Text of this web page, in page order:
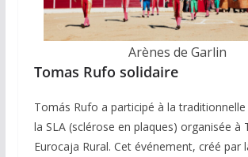
Arènes de Garlin
Tomas Rufo solidaire
Tomás Rufo a participé à la
la SLA (sclérose en plaques) organisée à
Eurocaja Rural. Cet événement, créé par